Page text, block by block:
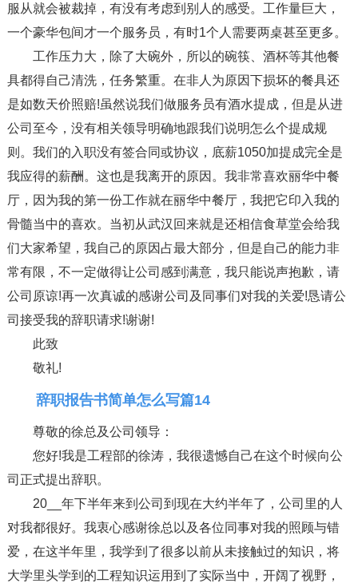
服从就会被裁掉，有没有考虑到别人的感受。工作量巨大，
一个豪华包间才一个服务员，有时1个人需要两桌甚至更多。
工作压力大，除了大碗外，所以的碗筷、酒杯等其他餐
具都得自己清洗，任务繁重。在非人为原因下损坏的餐具还
是如数天价照赔!虽然说我们做服务员有酒水提成，但是从进
公司至今，没有相关领导明确地跟我们说明怎么个提成规
则。我们的入职没有签合同或协议，底薪1050加提成完全是
我应得的薪酬。这也是我离开的原因。我非常喜欢丽华中餐
厅，因为我的第一份工作就在丽华中餐厅，我把它印入我的
骨髓当中的喜欢。当初从武汉回来就是还相信食草堂会给我
们大家希望，我自己的原因占最大部分，但是自己的能力非
常有限，不一定做得让公司感到满意，我只能说声抱歉，请
公司原谅!再一次真诚的感谢公司及同事们对我的关爱!恳请公
司接受我的辞职请求!谢谢!
此致
敬礼!
辞职报告书简单怎么写篇14
尊敬的徐总及公司领导：
您好!我是工程部的徐涛，我很遗憾自己在这个时候向公
司正式提出辞职。
20__年下半年来到公司到现在大约半年了，公司里的人
对我都很好。我衷心感谢徐总以及各位同事对我的照顾与错
爱，在这半年里，我学到了很多以前从未接触过的知识，将
大学里头学到的工程知识运用到了实际当中，开阔了视野，